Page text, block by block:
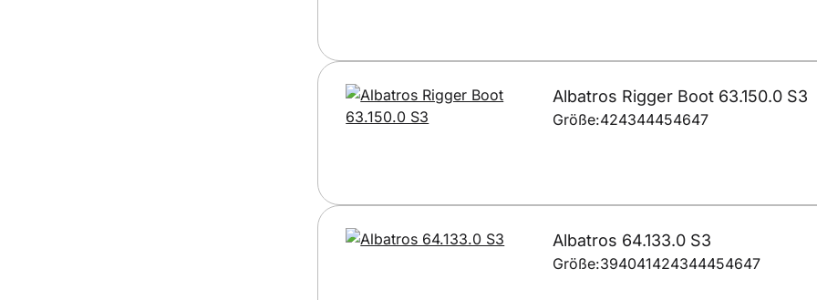
Albatros Rigger Boot 63.150.0 S3
Größe:424344454647
Albatros 64.133.0 S3
Größe:394041424344454647